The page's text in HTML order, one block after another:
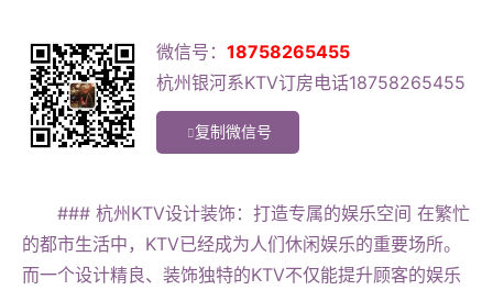
微信号： 18758265455
杭州银河系KTV订房电话18758265455
复制微信号
### 杭州KTV设计装饰：打造专属的娱乐空间 在繁忙
的都市生活中，KTV已经成为人们休闲娱乐的重要场所。
而一个设计精良、装饰独特的KTV不仅能提升顾客的娱乐